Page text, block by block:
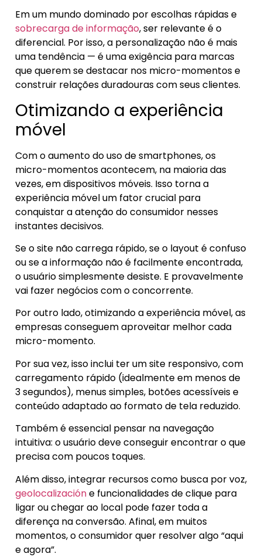
Em um mundo dominado por escolhas rápidas e
sobrecarga de informação, ser relevante é o
diferencial. Por isso, a personalização não é mais
uma tendência — é uma exigência para marcas
que querem se destacar nos micro-momentos e
construir relações duradouras com seus clientes.
Otimizando a experiência
móvel
Com o aumento do uso de smartphones, os
micro-momentos acontecem, na maioria das
vezes, em dispositivos móveis. Isso torna a
experiência móvel um fator crucial para
conquistar a atenção do consumidor nesses
instantes decisivos.
Se o site não carrega rápido, se o layout é confuso
ou se a informação não é facilmente encontrada,
o usuário simplesmente desiste. E provavelmente
vai fazer negócios com o concorrente.
Por outro lado, otimizando a experiência móvel, as
empresas conseguem aproveitar melhor cada
micro-momento.
Por sua vez, isso inclui ter um site responsivo, com
carregamento rápido (idealmente em menos de
3 segundos), menus simples, botões acessíveis e
conteúdo adaptado ao formato de tela reduzido.
Também é essencial pensar na navegação
intuitiva: o usuário deve conseguir encontrar o que
precisa com poucos toques.
Além disso, integrar recursos como busca por voz,
geolocalizacióne funcionalidades de clique para
ligar ou chegar ao local pode fazer toda a
diferença na conversão. Afinal, em muitos
momentos, o consumidor quer resolver algo “aqui
e agora”.